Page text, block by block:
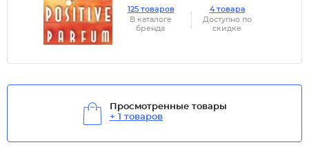
125 товаров
В каталоге
бренда
4 товара
Доступно по
скидке
Просмотренные товары
+ 1 товаров